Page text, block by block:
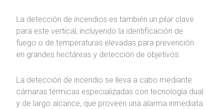
La detección de incendios es también un pilar clave
para este vertical, incluyendo la identificación de
fuego o de temperaturas elevadas para prevención
en grandes hectáreas y detección de objetivos.
La detección de incendio se lleva a cabo mediante
cámaras térmicas especializadas con tecnología dual
y de largo alcance, que proveen una alarma inmediata